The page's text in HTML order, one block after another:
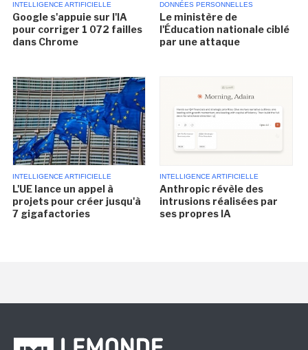
INTELLIGENCE ARTIFICIELLE
Google s'appuie sur l'IA
pour corriger 1 072 failles
dans Chrome
DONNÉES PERSONNELLES
Le ministère de
l'Éducation nationale ciblé
par une attaque
INTELLIGENCE ARTIFICIELLE
L'UE lance un appel à
projets pour créer jusqu'à
7 gigafactories
INTELLIGENCE ARTIFICIELLE
Anthropic révèle des
intrusions réalisées par
ses propres IA